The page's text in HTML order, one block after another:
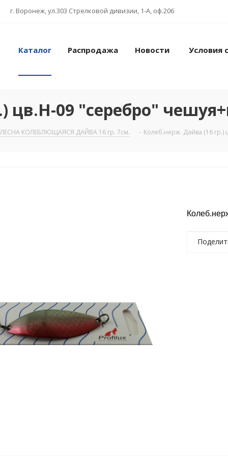
г. Воронеж, ул.303 Стрелковой дивизии, 1-А, оф.206
Каталог Распродажа Новости Условия
цв.Н-09 "серебро"
КОЛЕБЛЮЩАЯСЯ ДАЙВА 16 гр. 7см. - Колеб.нерж. Дайва (16 гр.)